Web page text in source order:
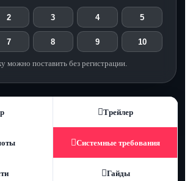
2 3 4 5
7 8 9 10
можно поставить без регистрации.
Трейлер
Системные требования
Гайды